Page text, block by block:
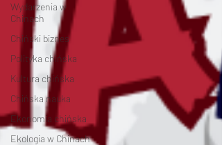
Wydarzenia w
Chinach
Chiński biznes
Polityka chińska
Kultura chińska
Chińska nauka
Ekonomia chińska
Ekologia w Chinach